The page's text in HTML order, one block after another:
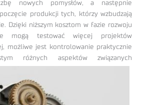
nowych pomysłów, a następnie
produkcji tych, którzy wzbudzają
Dzięki niższym kosztom w fazie rozwoju
mogą testować więcej projektów
możliwe jest kontrolowanie praktycznie
różnych aspektów związanych